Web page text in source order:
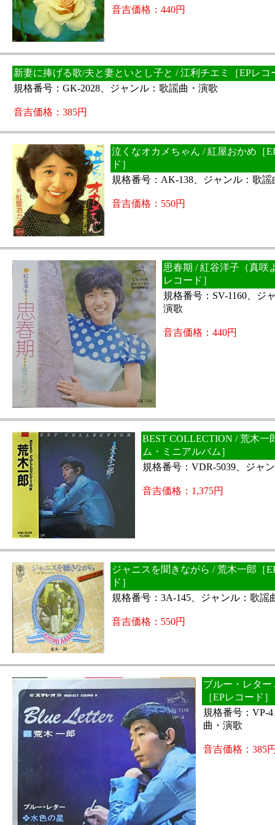
音吉価格：440円
新妻に捧げる歌/夫と妻といとし子と / 江利チエミ［EPレコ
規格番号：GK-2028、ジャンル：歌謡曲・演歌
音吉価格：385円
泣くなオカメちゃん / 紅屋おかめ［
ド］
規格番号：AK-138、ジャンル：歌謡
音吉価格：550円
思春期 / 紅谷洋子（真咲
レコード］
規格番号：SV-1160、ジ
演歌
音吉価格：440円
BEST COLLECTION / 荒木一
ム・ミニアルバム］
規格番号：VDR-5039、ジャ
音吉価格：1,375円
ジャニスを聞きながら / 荒木一郎［
ド］
規格番号：3A-145、ジャンル：歌謡
音吉価格：550円
ブルー・レター
［EPレコード］
規格番号：VP-
曲・演歌
音吉価格：385